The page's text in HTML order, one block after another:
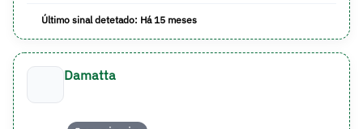
Último sinal detetado: Há 15 meses
Damatta